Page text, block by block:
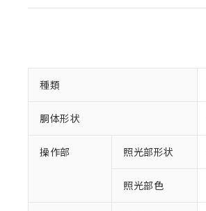
種類
胴体形状
操作部 照光部形状
照光部色